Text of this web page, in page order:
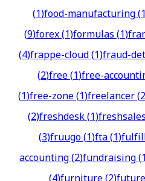
(1)food-manufacturing(
(9)forex(1)formulas(1)
(4)frappe-cloud(1)fraud-
(2)free(1)free-
(1)free-zone(1)freelancer(2
(2)freshdesk(1)
(3)fruugo(1)fta(1)
accounting(2)fundraising(